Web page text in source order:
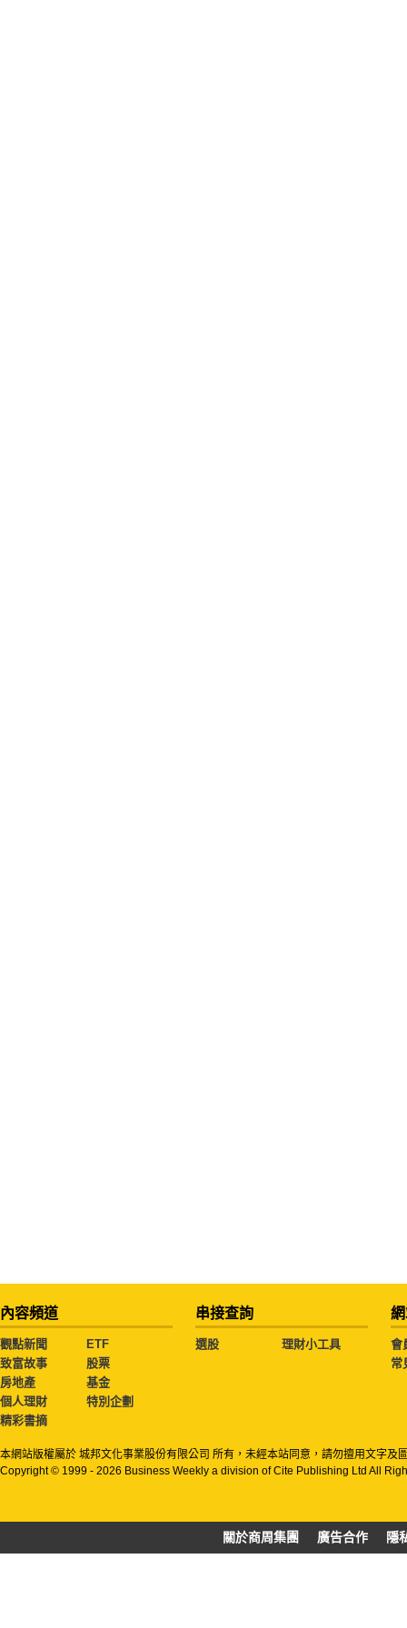
內容頻道
觀點新聞
ETF
致富故事
股票
房地產
基金
個人理財
特別企劃
精彩書摘
串接查詢
選股 理財小工具
會
常
本網站版權屬於 城邦文化事業股份有限公司 所有，未經本站同意，請勿擅用文字及
Copyright © 1999 - 2026 Business Weekly a division of Cite Publishing Ltd All
關於商周集團 廣告合作 隱